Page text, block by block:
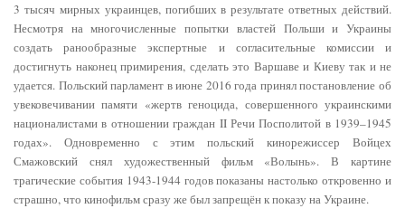
3 тысяч мирных украинцев, погибших в результате ответных действий.
Несмотря на многочисленные попытки властей Польши и Украины
создать ранообразные экспертные и согласительные комиссии и
достигнуть наконец примирения, сделать это Варшаве и Киеву так и не
удается. Польский парламент в июне 2016 года принял постановление об
увековечивании памяти «жертв геноцида, совершенного украинскими
националистами в отношении граждан II Речи Посполитой в 1939–1945
годах». Одновременно с этим польский кинорежиссер Войцех
Смажовский снял художественный фильм «Волынь». В картине
трагические события 1943-1944 годов показаны настолько откровенно и
страшно, что кинофильм сразу же был запрещён к показу на Украине.